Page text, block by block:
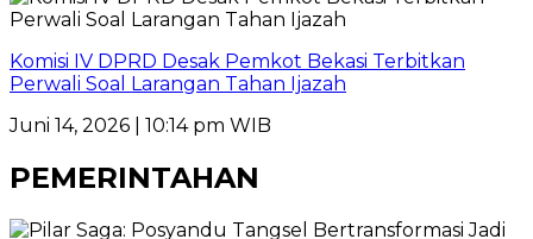
Komisi IV DPRD Desak Pemkot Bekasi Terbitkan
Perwali Soal Larangan Tahan Ijazah
Juni 14, 2026 | 10:14 pm WIB
PEMERINTAHAN